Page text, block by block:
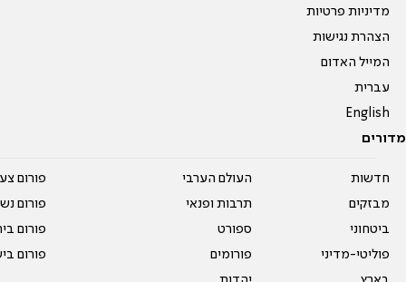
מדיניות פרטיות
הצהרת נגישות
המייל האדום
עברית
English
מדורים
חדשות
מבזקים
ביטחוני
פוליטי-מדיני
העולם הערבי
תרבות ופנאי
ספורט
פורומים
פורום
פורום
פורום
פורום